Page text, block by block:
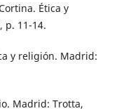
Ética y
p. 11-14.
y religión. Madrid:
Madrid: Trotta,